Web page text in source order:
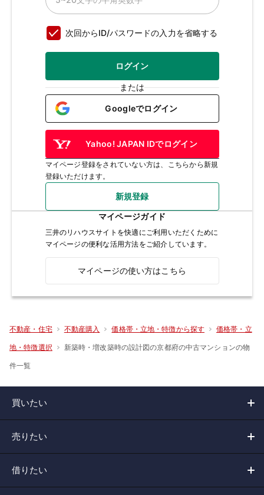
次回からID/パスワードの入力を省略する
ログイン
または
Googleでログイン
Yahoo! JAPAN IDでログイン
マイページ登録をされていない方は、こちらから新規
登録いただけます。
新規登録
マイページガイド
三井のリハウスサイトを快適にご利用いただくために
マイページの便利な活用方法をご紹介しています。
マイページの使い方はこちら
不動産・住宅 不動産購入 価格帯・立地・特徴から探す 価格帯・立
地・特徴選択 新築時・増改築時の設計図の京都府の中古マンションの物
件一覧
買いたい
売りたい
借りたい